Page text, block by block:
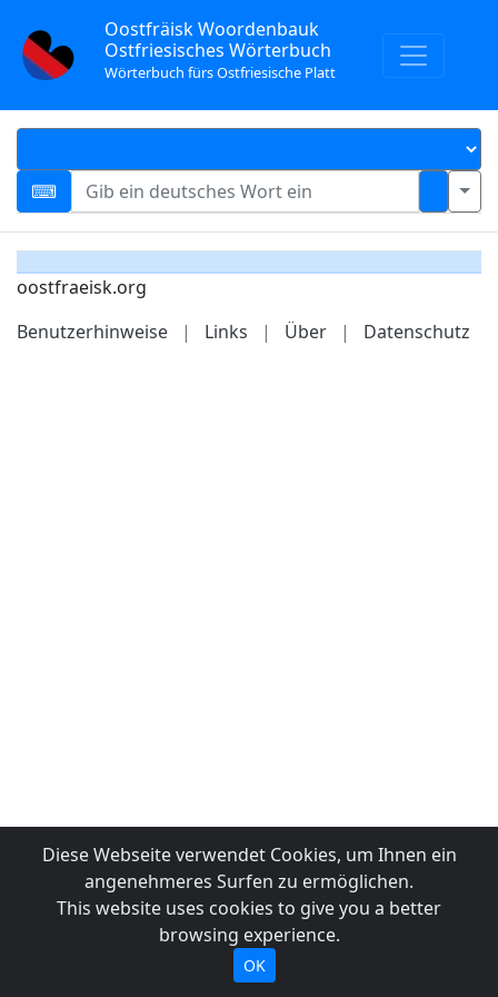
Oostfräisk Woordenbauk
Ostfriesisches Wörterbuch
Wörterbuch fürs Ostfriesische Platt
oostfraeisk.org
Benutzerhinweise
| Links | Über | Datenschutz
Diese Webseite verwendet Cookies, um Ihnen ein
angenehmeres Surfen zu ermöglichen.
This website uses cookies to give you a better
browsing experience.
OK